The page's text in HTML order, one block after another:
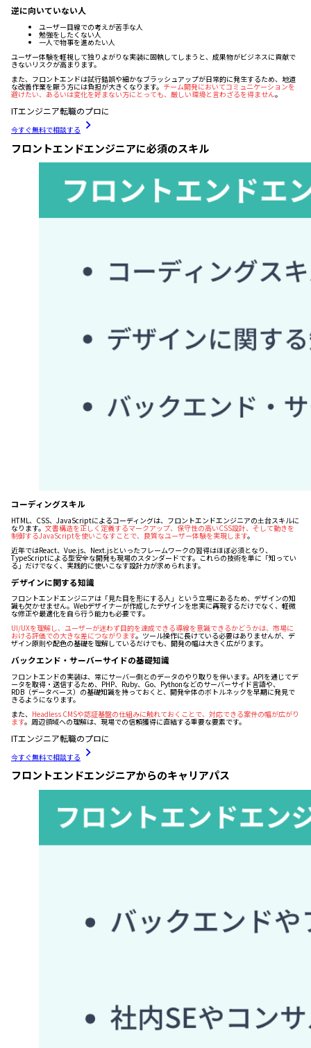
逆に向いていない人
ユーザー目線での考えが苦手な人
勉強をしたくない人
一人で物事を進めたい人
ユーザー体験を軽視して独りよがりな実装に固執してしまうと、成果物がビジネスに貢献で
きないリスクが高まります。
また、フロントエンドは試行錯誤や細かなブラッシュアップが日常的に発生するため、地道
な改善作業を厭う方には負担が大きくなります。 チーム開発においてコミュニケーションを
避けたい、あるいは変化を好まない方にとっても、厳しい環境と言わざるを得ません。
ITエンジニア転職のプロに
今すぐ無料で相談する
フロントエンドエンジニアに必須のスキル
コーディングスキル
HTML、CSS、JavaScriptによるコーディングは、フロントエンドエンジニアの土台スキルに
なります。 文書構造を正しく定義するマークアップ、保守性の高いCSS設計、そして動きを
制御するJavaScriptを使いこなすことで、良質なユーザー体験を実現します。
近年ではReact、Vue.js、Next.jsといったフレームワークの習得はほぼ必須となり、
TypeScriptによる型安全な開発も現場のスタンダードです。これらの技術を単に「知ってい
る」だけでなく、実践的に使いこなす設計力が求められます。
デザインに関する知識
フロントエンドエンジニアは「見た目を形にする人」という立場にあるため、デザインの知
識も欠かせません。Webデザイナーが作成したデザインを忠実に再現するだけでなく、軽微
な修正や最適化を自ら行う能力も必要です。
UI/UXを理解し、ユーザーが迷わず目的を達成できる導線を意識できるかどうかは、市場に
おける評価での大きな差につながります。ツール操作に長けている必要はありませんが、デ
ザイン原則や配色の基礎を理解しているだけでも、開発の幅は大きく広がります。
バックエンド・サーバーサイドの基礎知識
フロントエンドの実装は、常にサーバー側とのデータのやり取りを伴います。APIを通じてデ
ータを取得・送信するため、PHP、Ruby、Go、Pythonなどのサーバーサイド言語や、
RDB（データベース）の基礎知識を持っておくと、開発全体のボトルネックを早期に発見で
きるようになります。
また、 Headless CMSや認証基盤の仕組みに触れておくことで、対応できる案件の幅が広がり
ます。周辺領域への理解は、現場での信頼獲得に直結する重要な要素です。
ITエンジニア転職のプロに
今すぐ無料で相談する
フロントエンドエンジニアからのキャリアパス